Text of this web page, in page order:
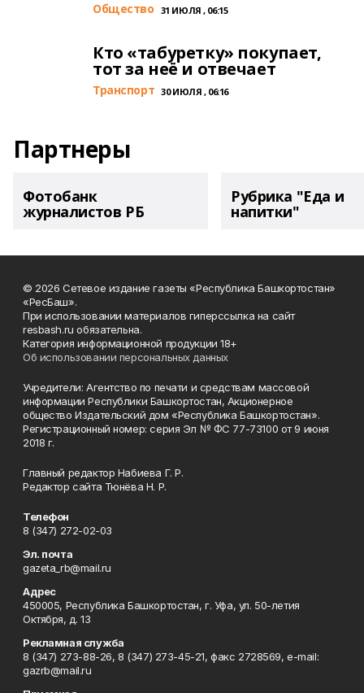
Общество 31 ИЮЛЯ , 06:15
Кто «табуретку» покупает,
тот за неё и отвечает
Транспорт 30 ИЮЛЯ , 06:16
Партнеры
Фотобанк
журналистов РБ
Рубрика "Еда и
напитки"
© 2026 Сетевое издание газеты «Республика Башкортостан»
«РесБаш».
При использовании материалов гиперссылка на сайт
resbash.ru обязательна.
Категория информационной продукции 18+
Об использовании персональных данных
Учредители: Агентство по печати и средствам массовой
информации Республики Башкортостан, Акционерное
общество Издательский дом «Республика Башкортостан».
Регистрационный номер: серия Эл № ФС 77-73100 от 9 июня
2018 г.
Главный редактор Набиева Г. Р.
Редактор сайта Тюнёва Н. Р.
Телефон
8 (347) 272-02-03
Эл. почта
gazeta_rb@mail.ru
Адрес
450005, Республика Башкортостан, г. Уфа, ул. 50-летия
Октября, д. 13
Рекламная служба
8 (347) 273-88-26, 8 (347) 273-45-21, факс 2728569, e-mail:
gazrb@mail.ru